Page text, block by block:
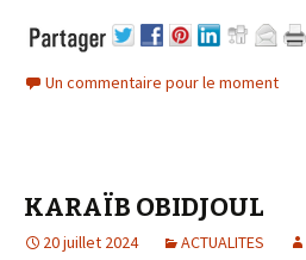
Un commentaire pour le moment
KARAÏB OBIDJOUL
20 juillet 2024 ACTUALITES